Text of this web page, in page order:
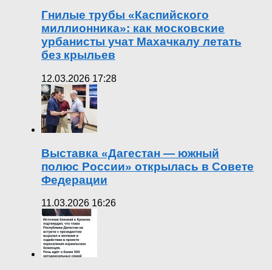
Гнилые трубы «Каспийского
миллионника»: как московские
урбанисты учат Махачкалу летать
без крыльев
12.03.2026 17:28
Выставка «Дагестан — южный
полюс России» открылась в Совете
Федерации
11.03.2026 16:26